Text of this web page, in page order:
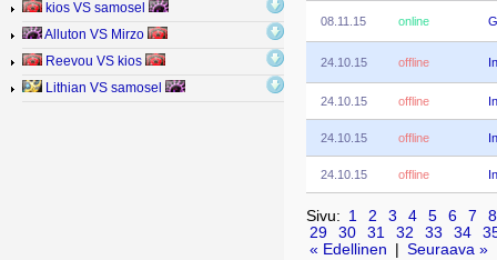
kios VS samosel
Alluton VS Mirzo
Reevou VS kios
Lithian VS samosel
08.11.15 online
24.10.15 offline
24.10.15 offline
24.10.15 offline
24.10.15 offline
Sivu: 1 2 3 4 5 6 7
8
29
30 31 32 33 34
« Edellinen
Seuraava »